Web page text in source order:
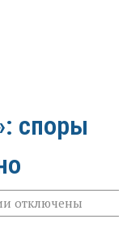
споры
к
записи
отключены